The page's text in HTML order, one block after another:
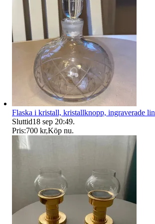
Flaska i kristall, kristallknopp, ingraverade
Sluttid18 sep 20:49.
Pris:700 kr,Köp nu.